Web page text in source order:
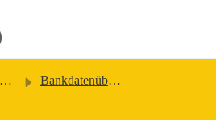
Bankdatenüberprüfung